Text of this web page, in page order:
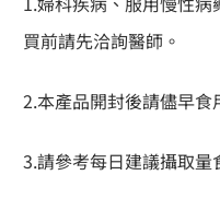
買前請先洽詢醫師。
2.本產品開封後請儘早食
3.請參考每日建議攝取量